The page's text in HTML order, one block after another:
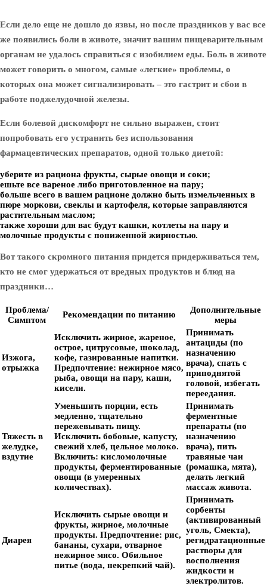
Если дело еще не дошло до язвы, но после праздников у вас все
же появились боли в животе, значит вашим пищеварительным
органам не удалось справиться с изобилием еды. Боль в животе
может говорить о многом, самые «легкие» проблемы, о
которых она может сигнализировать – это гастрит и сбои в
работе поджелудочной железы.
Если болевой дискомфорт не сильно выражен, стоит
попробовать его устранить без использования
фармацевтических препаратов, одной только диетой:
уберите из рациона фрукты, сырые овощи и соки;
ешьте все вареное либо приготовленное на пару;
больше всего в вашем рационе должно быть измельченных в
пюре моркови, свеклы и картофеля, которые заправляются
растительным маслом;
также хороши для вас будут кашки, котлеты на пару и
молочные продукты с пониженной жирностью.
Вот такого скромного питания придется придерживаться тем,
кто не смог удержаться от вредных продуктов и блюд на
праздники…
Проблема/
Симптом
Рекомендации по питанию
Дополнительные
меры
Изжога,
отрыжка
Исключить жирное, жареное,
острое, цитрусовые, шоколад,
кофе, газированные напитки.
Предпочтение: нежирное мясо,
рыба, овощи на пару, каши,
кисели.
Принимать
антациды (по
назначению
врача), спать с
приподнятой
головой, избегать
переедания.
Тяжесть в
желудке,
вздутие
Уменьшить порции, есть
медленно, тщательно
пережевывать пищу.
Исключить бобовые, капусту,
свежий хлеб, цельное молоко.
Включить: кисломолочные
продукты, ферментированные
овощи (в умеренных
количествах).
Принимать
ферментные
препараты (по
назначению
врача), пить
травяные чаи
(ромашка, мята),
делать легкий
массаж живота.
Диарея
Исключить сырые овощи и
фрукты, жирное, молочные
продукты. Предпочтение: рис,
бананы, сухари, отварное
нежирное мясо. Обильное
питье (вода, некрепкий чай).
Принимать
сорбенты
(активированный
уголь, Смекта),
регидратационные
растворы для
восполнения
жидкости и
электролитов.